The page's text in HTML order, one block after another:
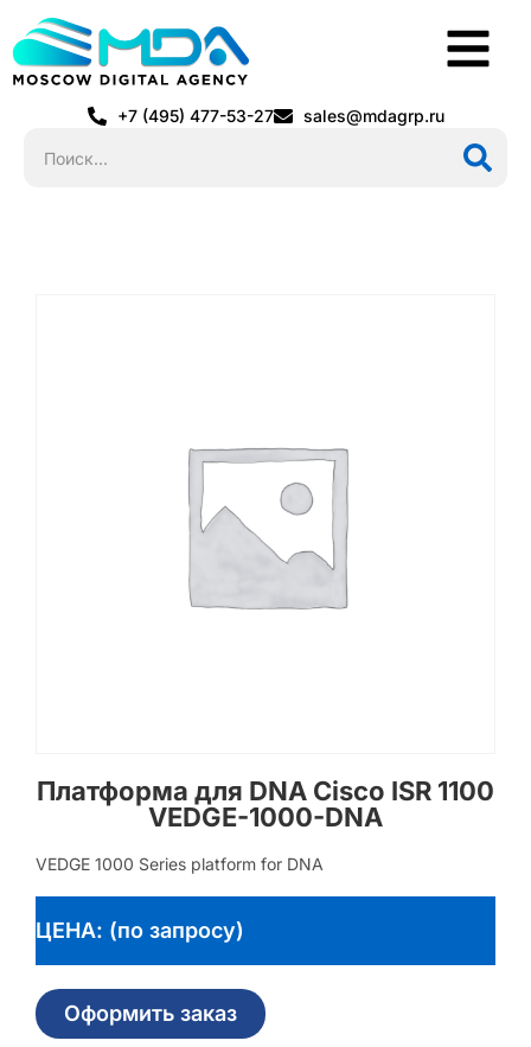
+7 (495) 477-53-27 sales@mdagrp.ru
Платформа для DNA Cisco ISR 1100
VEDGE-1000-DNA
VEDGE 1000 Series platform for DNA
ЦЕНА: (по запросу)
Оформить заказ